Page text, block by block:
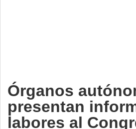
Órganos
presentan
labores al